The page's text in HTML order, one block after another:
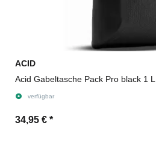
ACID
Acid Gabeltasche Pack Pro black 1 L
verfügbar
34,95 € *